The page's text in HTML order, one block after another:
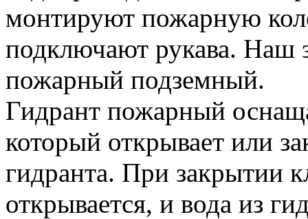
монтируют пожарную
подключают рукава. Наш
пожарный подземный.
Гидрант пожарный
который открывает или
гидранта. При закрытии
открывается, и вода из